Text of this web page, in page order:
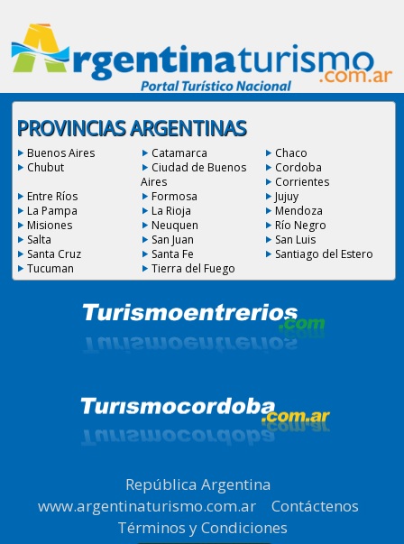
PROVINCIAS ARGENTINAS
Buenos Aires Catamarca
Chaco
Chubut
Ciudad de Buenos
Aires
Cordoba
Corrientes
Entre Ríos
Formosa
Jujuy
La Pampa
La Rioja
Mendoza
Misiones
Neuquen
Río Negro
Salta
San Juan
San Luis
Santa Cruz
Santa Fe
Santiago del Estero
Tucuman
Tierra del Fuego
República Argentina
www.argentinaturismo.com.ar| Contáctenos
Términos y Condiciones